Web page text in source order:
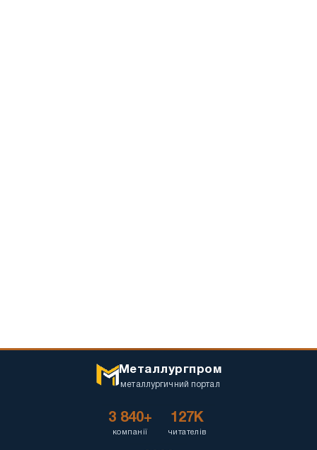
Металлургпром
металлургичний портал
3 840+
компанії
127K
читателів